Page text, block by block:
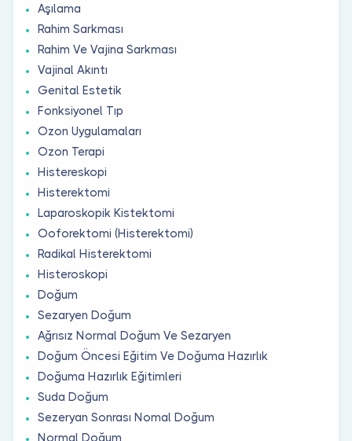
Aşılama
Rahim Sarkması
Rahim Ve Vajina Sarkması
Vajinal Akıntı
Genital Estetik
Fonksiyonel Tıp
Ozon Uygulamaları
Ozon Terapi
Histereskopi
Histerektomi
Laparoskopik Kistektomi
Ooforektomi (Histerektomi)
Radikal Histerektomi
Histeroskopi
Doğum
Sezaryen Doğum
Ağrısız Normal Doğum Ve Sezaryen
Doğum Öncesi Eğitim Ve Doğuma Hazırlık
Doğuma Hazırlık Eğitimleri
Suda Doğum
Sezeryan Sonrası Nomal Doğum
Normal Doğum